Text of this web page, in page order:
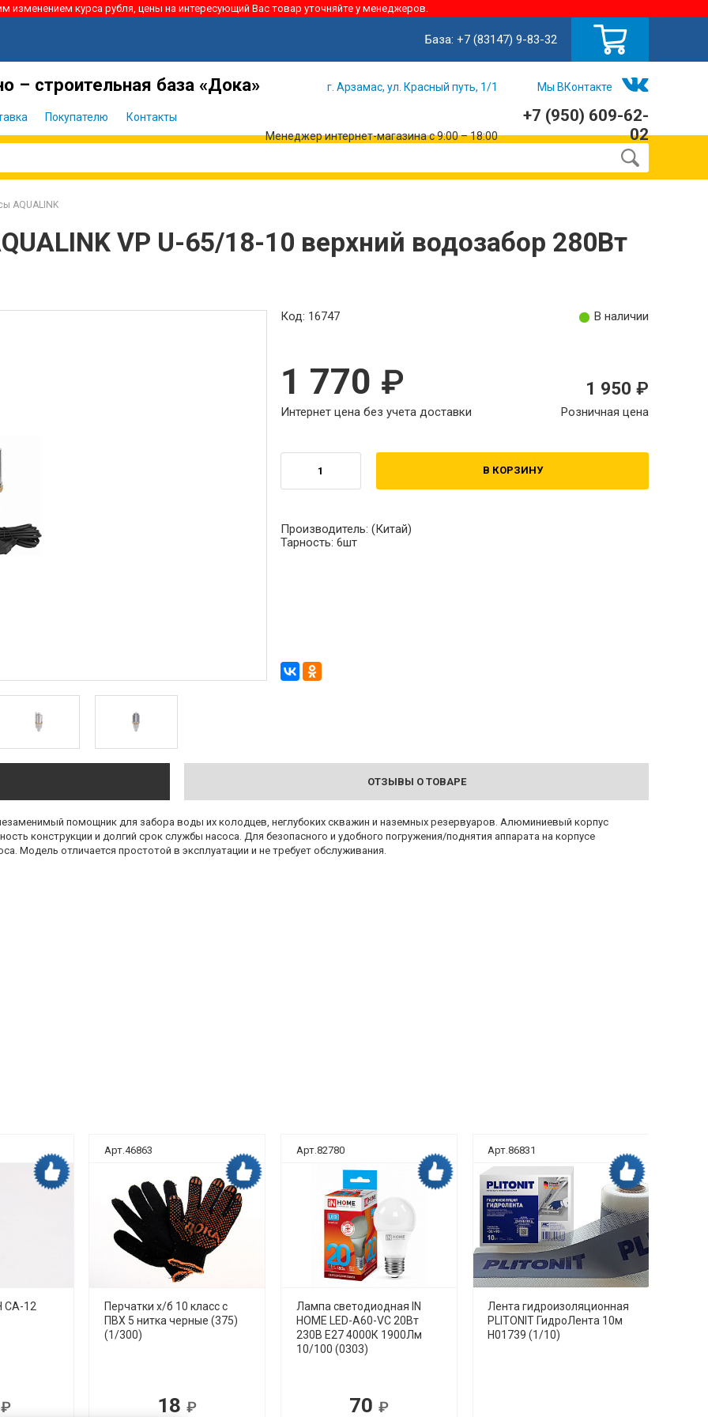
изменением курса рубля, цены на интересующий Вас товар уточняйте у менеджеров.
База: +7 (83147) 9-83-32
– строительная база «Дока»
Покупателю Контакты
г. Арзамас, ул. Красный путь, 1/1 Мы ВКонтакте
Менеджер интернет-магазина с 9:00 – 18:00
+7 (950) 609-62-
02
AQUALINK
VP U-65/18-10 верхний водозабор 280Вт
Код: 16747 В наличии
1 770
Интернет цена без учета доставки
1 950
Розничная цена
В КОРЗИНУ
Производитель: (Китай)
Тарность: 6шт
ОТЗЫВЫ О ТОВАРЕ
помощник для забора воды их колодцев, неглубоких скважин и наземных резервуаров. Алюминиевый корпус
конструкции и долгий срок службы насоса. Для безопасного и удобного погружения/поднятия аппарата на корпусе
Модель отличается простотой в эксплуатации и не требует обслуживания.
СА-12
Арт.46863
Перчатки х/б 10 класс с
ПВХ 5 нитка черные (375)
(1/300)
18
Арт.82780
Лампа светодиодная IN
HOME LED-A60-VC 20Вт
230В Е27 4000К 1900Лм
10/100 (0303)
70
Арт.86831
Лента гидроизоляционная
PLITONIT ГидроЛента 10м
H01739 (1/10)
Дока рекомендует
Р
Дока рекомендует Дока рекомендует Дока рекомендует